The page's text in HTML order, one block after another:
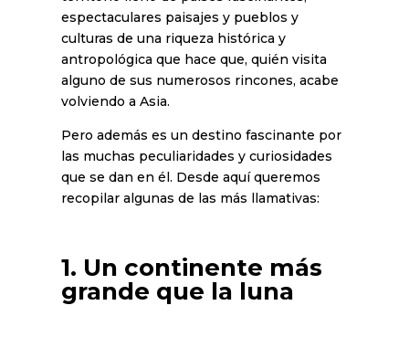
espectaculares paisajes y pueblos y
culturas de una riqueza histórica y
antropológica que hace que, quién visita
alguno de sus numerosos rincones, acabe
volviendo a Asia.
Pero además es un destino fascinante por
las muchas peculiaridades y curiosidades
que se dan en él. Desde aquí queremos
recopilar algunas de las más llamativas:
1. Un continente más
grande que la luna